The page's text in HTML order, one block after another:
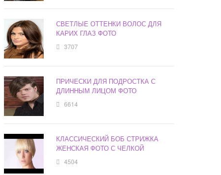
СВЕТЛЫЕ ОТТЕНКИ ВОЛОС ДЛЯ
КАРИХ ГЛАЗ ФОТО
3707
ПРИЧЕСКИ ДЛЯ ПОДРОСТКА С
ДЛИННЫМ ЛИЦОМ ФОТО
6614
КЛАССИЧЕСКИЙ БОБ СТРИЖКА
ЖЕНСКАЯ ФОТО С ЧЕЛКОЙ
4504